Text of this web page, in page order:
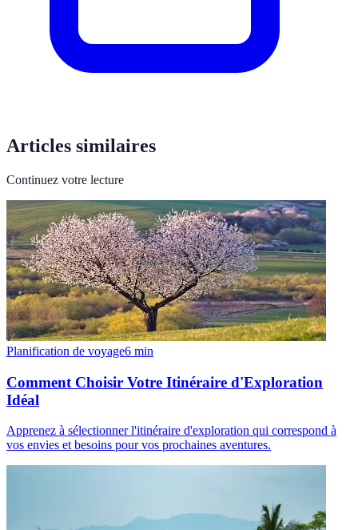
Articles similaires
Continuez votre lecture
Planification de voyage6 min
Comment Choisir Votre Itinéraire d'Exploration
Idéal
Apprenez à sélectionner l'itinéraire d'exploration qui correspond à
vos envies et besoins pour vos prochaines aventures.